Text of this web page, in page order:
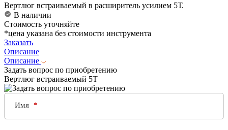
Вертлюг встраиваемый в расширитель усилием 5Т.
В наличии
Стоимость уточняйте
*цена указана без стоимости инструмента
Заказать
Описание
Описание
Задать вопрос по приобретению
Вертлюг встраиваемый 5Т
Имя